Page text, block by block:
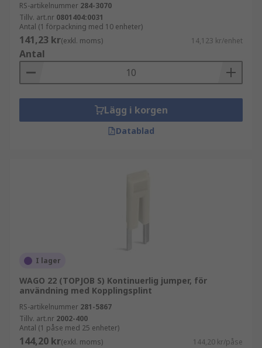
RS-artikelnummer 284-3070
Tillv. art.nr 0801404:0031
Antal (1 förpackning med 10 enheter)
141,23 kr(exkl. moms) 14,123 kr/enhet
Antal
Lägg i korgen
Datablad
I lager
WAGO 22 (TOPJOB S) Kontinuerlig jumper, för
användning med Kopplingsplint
RS-artikelnummer 281-5867
Tillv. art.nr 2002-400
Antal (1 påse med 25 enheter)
144,20 kr(exkl. moms) 144,20 kr/påse